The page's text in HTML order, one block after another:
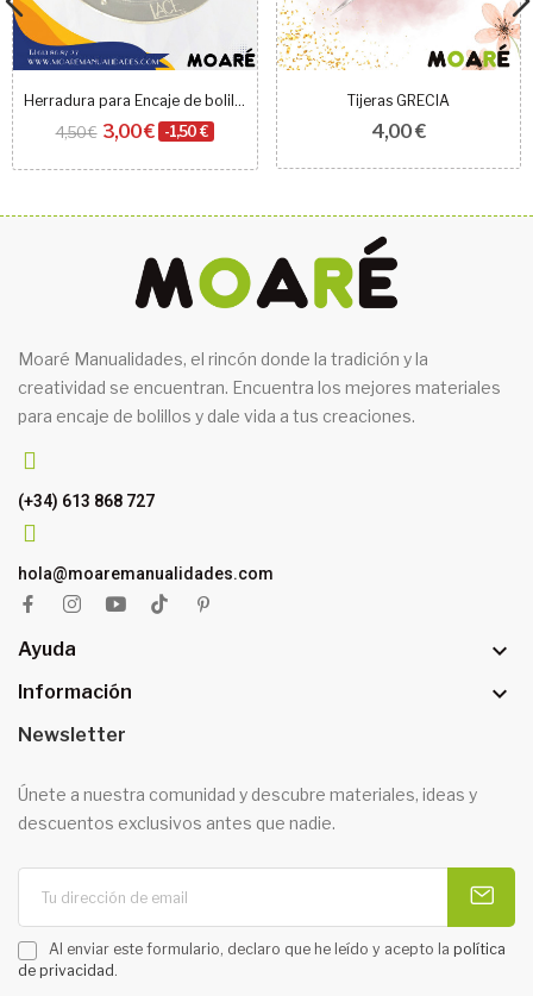
Herradura para Encaje de bolillos
4,50 € 3,00 € -1,50 €
Tijeras GRECIA
4,00 €
Moaré Manualidades, el rincón donde la tradición y la
creatividad se encuentran. Encuentra los mejores materiales
para encaje de bolillos y dale vida a tus creaciones.
(+34) 613 868 727
hola@moaremanualidades.com
Ayuda 
Información 
Newsletter
Únete a nuestra comunidad y descubre materiales, ideas y
descuentos exclusivos antes que nadie.
Al enviar este formulario, declaro que he leído y acepto la política
de privacidad .